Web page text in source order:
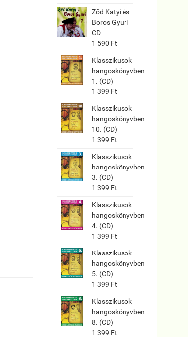
Ződ Katyi és
Boros Gyuri
CD
1 590 Ft
Klasszikusok
hangoskönyvben
1. (CD)
1 399 Ft
Klasszikusok
hangoskönyvben
10. (CD)
1 399 Ft
Klasszikusok
hangoskönyvben
3. (CD)
1 399 Ft
Klasszikusok
hangoskönyvben
4. (CD)
1 399 Ft
Klasszikusok
hangoskönyvben
5. (CD)
1 399 Ft
Klasszikusok
hangoskönyvben
8. (CD)
1 399 Ft